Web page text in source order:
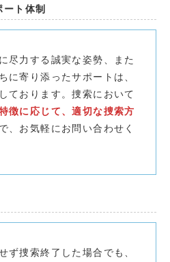
ート体制
尽力する誠実な姿勢、また
に寄り添ったサポートは、
ております。捜索において
徴に応じて、適切な捜索方
、お気軽にお問い合わせく
ず捜索終了した場合でも、